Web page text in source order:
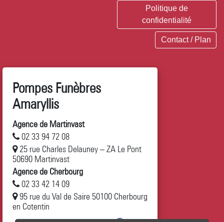
Pompes Funèbres
Amaryllis
Agence de Martinvast
02 33 94 72 08
25 rue Charles Delauney – ZA Le Pont
50690 Martinvast
Agence de Cherbourg
02 33 42 14 09
95 rue du Val de Saire 50100 Cherbourg
en Cotentin
Politique de
confidentialité
Contact / Plan